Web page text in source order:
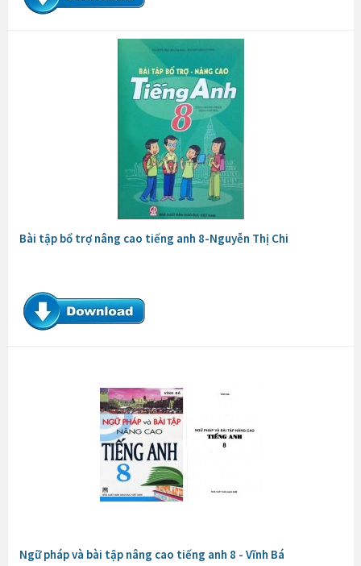
Bài tập bổ trợ nâng cao tiếng anh 8-Nguyễn Thị Chi
Ngữ pháp và bài tập nâng cao tiếng anh 8 - Vĩnh Bá